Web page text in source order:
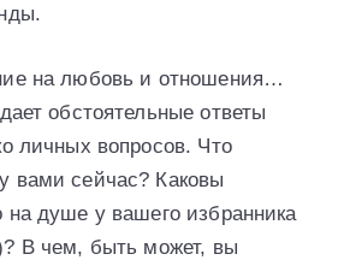
на любовь и отношения…
обстоятельные ответы
личных вопросов. Что
вами сейчас? Каковы
на душе у вашего избранника
В чем, быть может, вы